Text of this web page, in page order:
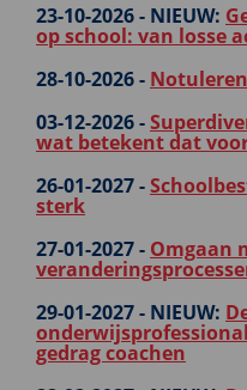
23-10-2026 - NIEUW:
op school: van losse
28-10-2026 -
03-12-2026 -
wat betekent dat
26-01-2027 -
sterk
27-01-2027 - Omgaan
29-01-2027 - NIEUW:
gedrag coachen